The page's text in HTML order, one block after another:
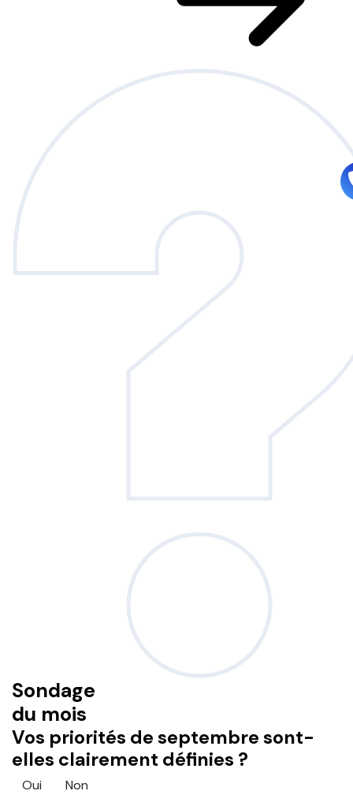
Sondage
du mois
Vos priorités de septembre sont-
elles clairement définies ?
Oui
Non